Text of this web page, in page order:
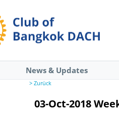
News & Updates
> Zurück
03-Oct-2018